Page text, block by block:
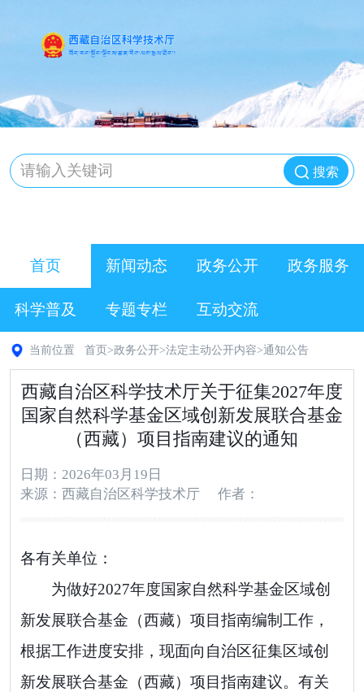
搜索
首页 新闻动态 政务公开 政务服务
科学普及 专题专栏 互动交流
当前位置 首页 >政务公开>法定主动公开内容>通知公告
西藏自治区科学技术厅关于征集2027年度
国家自然科学基金区域创新发展联合基金
（西藏）项目指南建议的通知
日期：2026年03月19日
来源：西藏自治区科学技术厅
作者：
各有关单位 ：
为做好2027年度国家自然科学基金区域创
新发展联合基金 （西藏）项目指南编制工作，
根据工作进度安排， 现面向 自治区征集区域创
新发展联合基金 （西藏）项目指南建议。有关